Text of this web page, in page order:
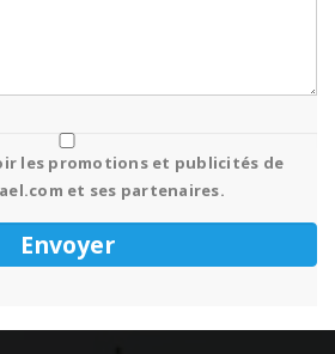
les promotions et publicités de
et ses partenaires.